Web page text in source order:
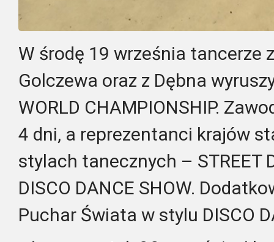
W środę 19 września tancerze
Golczewa oraz z Dębna
WORLD CHAMPIONSHIP.
4 dni, a reprezentanci krajów
stylach tanecznych – STREET
DISCO DANCE SHOW.
Puchar Świata w stylu DISCO